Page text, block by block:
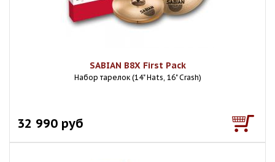
SABIAN B8X First Pack
Набор тарелок (14" Hats, 16" Crash)
32 990 руб